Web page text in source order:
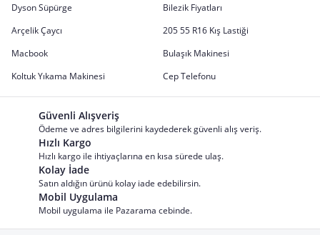
Dyson Süpürge
Bilezik Fiyatları
Arçelik Çaycı
205 55 R16 Kış Lastiği
Macbook
Bulaşık Makinesi
Koltuk Yıkama Makinesi
Cep Telefonu
Güvenli Alışveriş
Ödeme ve adres bilgilerini kaydederek güvenli alış veriş.
Hızlı Kargo
Hızlı kargo ile ihtiyaçlarına en kısa sürede ulaş.
Kolay İade
Satın aldığın ürünü kolay iade edebilirsin.
Mobil Uygulama
Mobil uygulama ile Pazarama cebinde.